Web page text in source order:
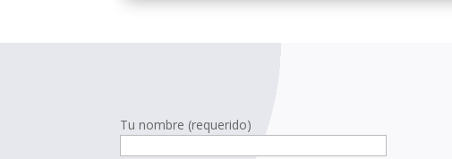
Tu nombre (requerido)